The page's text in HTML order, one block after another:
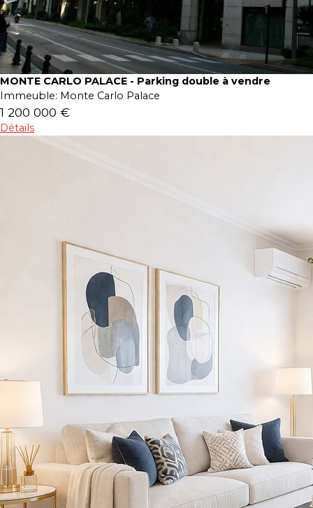
MONTE CARLO PALACE - Parking double à vendre
Immeuble: Monte Carlo Palace
1 200 000 €
Détails